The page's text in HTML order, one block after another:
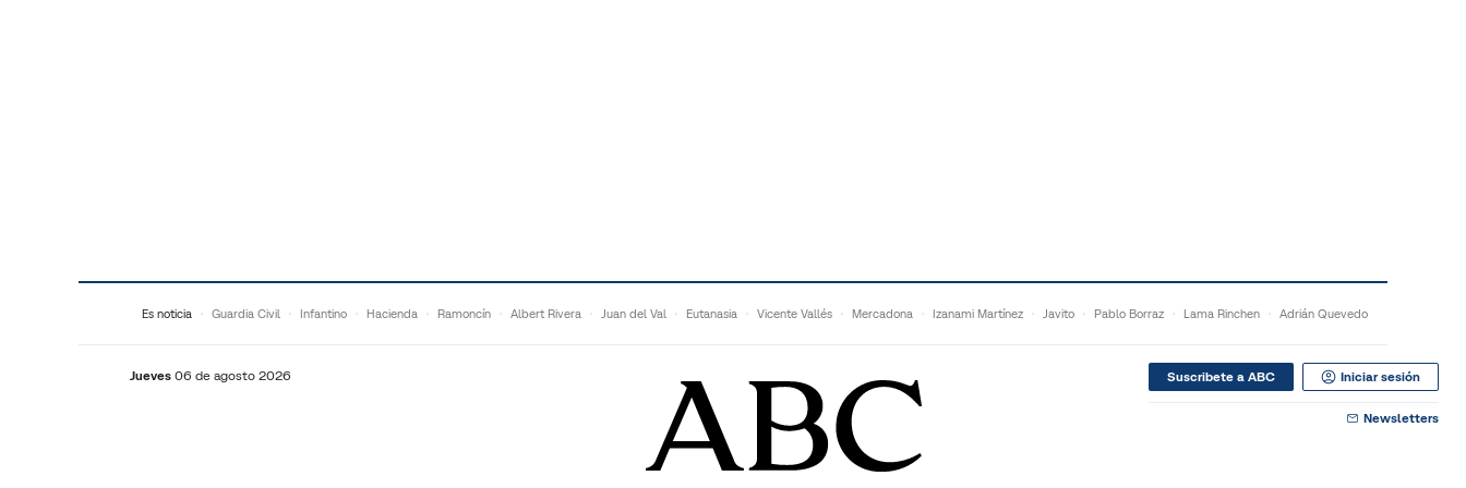
Es noticia Guardia Civil Infantino Hacienda Ramoncín Albert Rivera Juan del Val Eutanasia Vicente Vallés Mercadona Izanami Martínez Javito Pablo Borraz Lama Rinchen Adrián Quevedo
Jueves 06 de agosto 2026 Suscribete a ABC Iniciar sesión
Newsletters